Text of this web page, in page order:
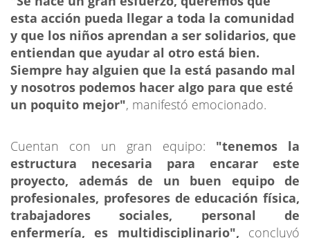
esta acción pueda llegar a toda la comunidad
y que los niños aprendan a ser solidarios, que
entiendan que ayudar al otro está bien.
Siempre hay alguien que la está pasando mal
y nosotros podemos hacer algo para que esté
un poquito mejor", manifestó emocionado.
Cuentan con un gran equipo: "tenemos la
estructura necesaria para encarar este
proyecto, además de un buen equipo de
profesionales, profesores de educación física,
trabajadores sociales, personal de
enfermería, es multidisciplinario", concluyó